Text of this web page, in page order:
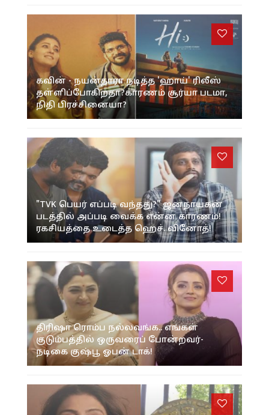
கவின் - நயன்தாரா நடித்த 'ஹாய்' ரிலீஸ்
தள்ளிப்போகிறதா?காரணம் சூர்யா படமா,
நிதி பிரச்சினையா?
"TVK பெயர் எப்படி வந்தது?" ஜனநாயகன்
படத்தில் அப்படி வைக்க என்ன காரணம்!
ரகசியத்தை உடைத்த ஹெச். வினோத்!
திரிஷா ரொம்ப நல்லவங்க.. எங்கள்
குடும்பத்தில் ஒருவரைப் போன்றவர்-
நடிகை குஷ்பூ ஓபன் டாக்!